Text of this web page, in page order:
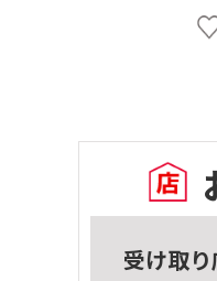
受け取り